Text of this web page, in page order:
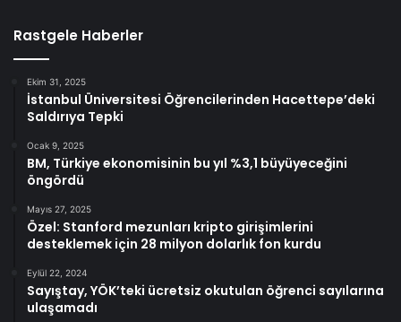
Rastgele Haberler
Ekim 31, 2025
İstanbul Üniversitesi Öğrencilerinden Hacettepe’deki
Saldırıya Tepki
Ocak 9, 2025
BM, Türkiye ekonomisinin bu yıl %3,1 büyüyeceğini
öngördü
Mayıs 27, 2025
Özel: Stanford mezunları kripto girişimlerini
desteklemek için 28 milyon dolarlık fon kurdu
Eylül 22, 2024
Sayıştay, YÖK’teki ücretsiz okutulan öğrenci sayılarına
ulaşamadı